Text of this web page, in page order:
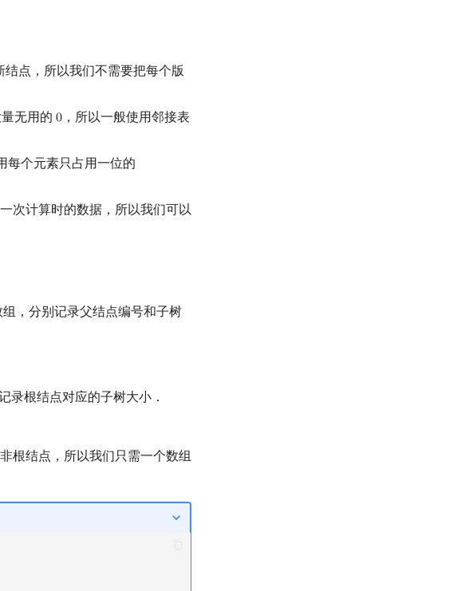
结点，所以我们不需要把每个版
无用的 0
0 ，所以一般使用邻接表
每个元素只占用一位的
次计算时的数据，所以我们可以
组，分别记录父结点编号和子树
录根结点对应的子树大小．
根结点，所以我们只需一个数组